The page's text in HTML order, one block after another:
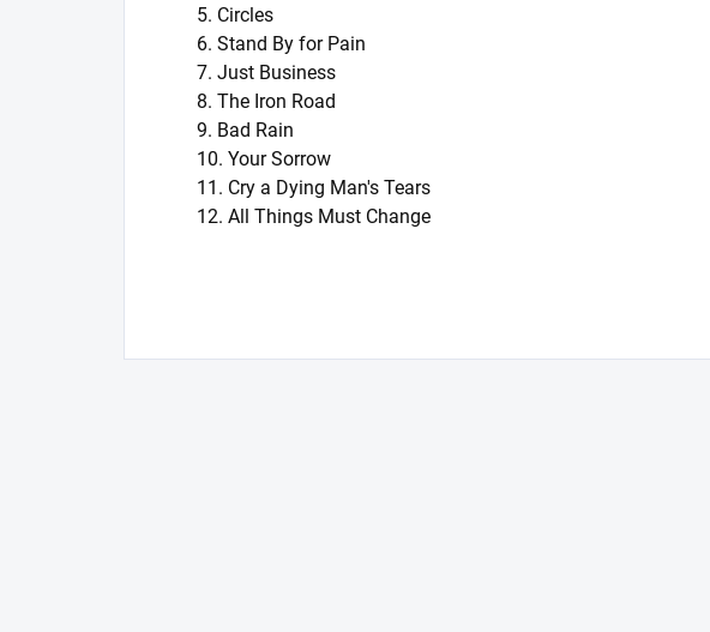
5. Circles
6. Stand By for Pain
7. Just Business
8. The Iron Road
9. Bad Rain
10. Your Sorrow
11. Cry a Dying Man's Tears
12. All Things Must Change